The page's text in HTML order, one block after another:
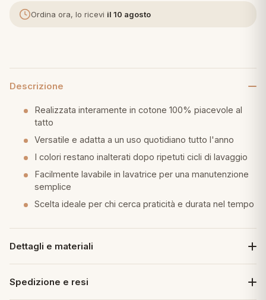
Ordina ora, lo ricevi il 10 agosto
Descrizione
Realizzata interamente in cotone 100% piacevole al
tatto
Versatile e adatta a un uso quotidiano tutto l'anno
I colori restano inalterati dopo ripetuti cicli di lavaggio
Facilmente lavabile in lavatrice per una manutenzione
semplice
Scelta ideale per chi cerca praticità e durata nel tempo
Dettagli e materiali
Spedizione e resi